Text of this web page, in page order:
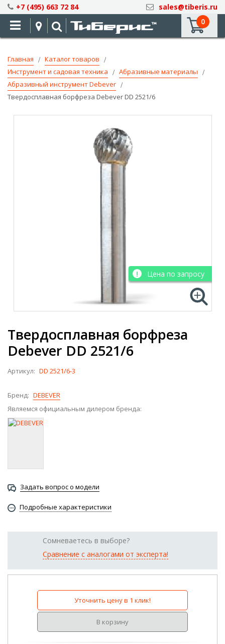
Skip
to
Content
+7 (495) 663 72 84
sales@tiberis.ru
0
Главная
Каталог товаров
Инструмент и садовая техника
Абразивные материалы
Абразивный инструмент Debever
Твердосплавная борфреза Debever DD 2521/6
Твердосплавная борфреза
Debever DD 2521/6
Артикул: DD 2521/6-3
Бренд: DEBEVER
Являемся официальным дилером бренда:
Задать вопрос о модели
Подробные характеристики
Сомневаетесь в выборе?
Сравнение с аналогами от эксперта!
Уточнить цену в 1 клик!
В корзину
Цена по запросу